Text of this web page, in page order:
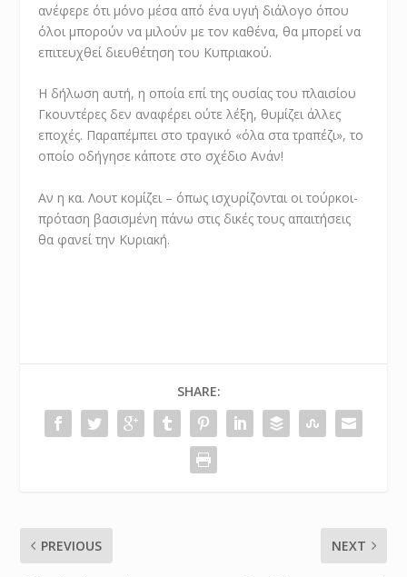
ανέφερε ότι μόνο μέσα από ένα υγιή διάλογο όπου
όλοι μπορούν να μιλούν με τον καθένα, θα μπορεί να
επιτευχθεί διευθέτηση του Κυπριακού.
Η δήλωση αυτή, η οποία επί της ουσίας του πλαισίου
Γκουντέρες δεν αναφέρει ούτε λέξη, θυμίζει άλλες
εποχές. Παραπέμπει στο τραγικό «όλα στα τραπέζι», το
οποίο οδήγησε κάποτε στο σχέδιο Ανάν!
Αν η κα. Λουτ κομίζει – όπως ισχυρίζονται οι τούρκοι-
πρόταση βασισμένη πάνω στις δικές τους απαιτήσεις
θα φανεί την Κυριακή.
SHARE:
PREVIOUS NEXT